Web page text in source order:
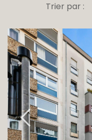
Trier par :